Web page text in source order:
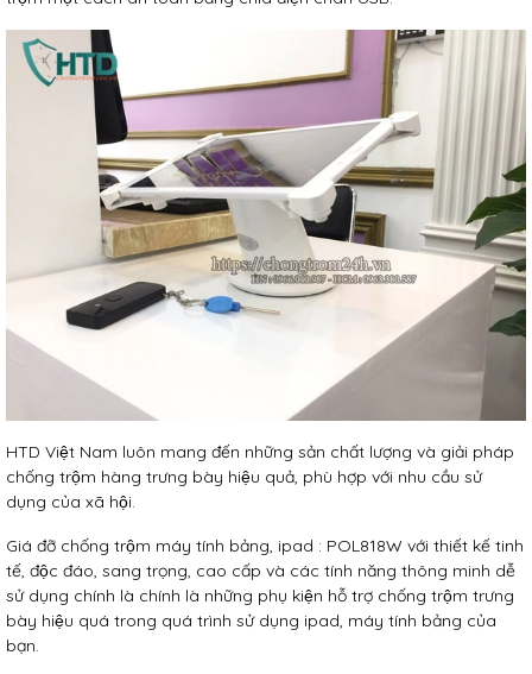
HTD Việt Nam luôn mang đến những sản chất lượng và giải pháp
chống trộm hàng trưng bày hiệu quả, phù hợp với nhu cầu sử
dụng của xã hội.
Giá đỡ chống trộm máy tính bảng, ipad : POL818W với thiết kế tinh
tế, độc đáo, sang trọng, cao cấp và các tính năng thông minh dễ
sử dụng chính là chính là những phụ kiện hỗ trợ chống trộm trưng
bày hiệu quá trong quá trình sử dụng ipad, máy tính bảng của
bạn.